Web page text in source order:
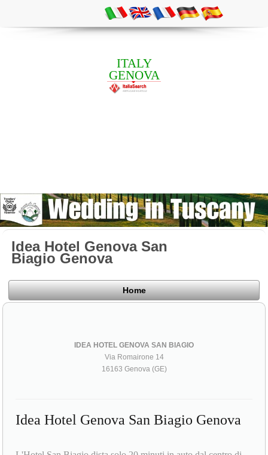
ITALY
GENOVA
Idea Hotel Genova San
Biagio Genova
Home
IDEA HOTEL GENOVA SAN BIAGIO
Via Romairone 14
16163 Genova (GE)
Idea Hotel Genova San Biagio Genova